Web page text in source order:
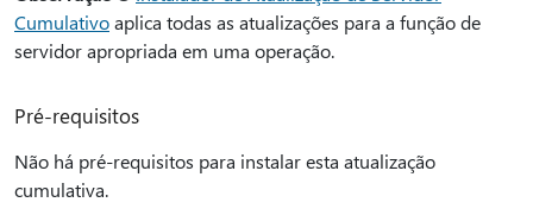
Cumulativoaplica todas as atualizações para a função de
servidor apropriada em uma operação.
Pré-requisitos
Não há pré-requisitos para instalar esta atualização
cumulativa.